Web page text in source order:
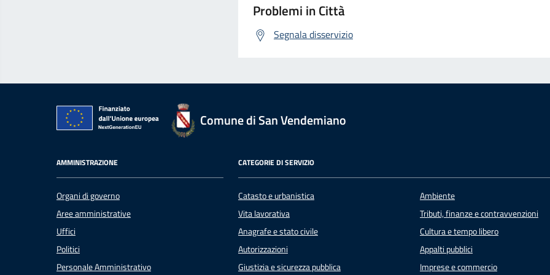
Problemi in Città
Segnala disservizio
Comune di San Vendemiano
AMMINISTRAZIONE
Organi di governo
Aree amministrative
Uffici
Politici
Personale Amministrativo
CATEGORIE DI SERVIZIO
Catasto e urbanistica
Vita lavorativa
Anagrafe e stato civile
Autorizzazioni
Giustizia e sicurezza pubblica
Ambiente
Tributi, finanze e contravvenzioni
Cultura e tempo libero
Appalti pubblici
Imprese e commercio